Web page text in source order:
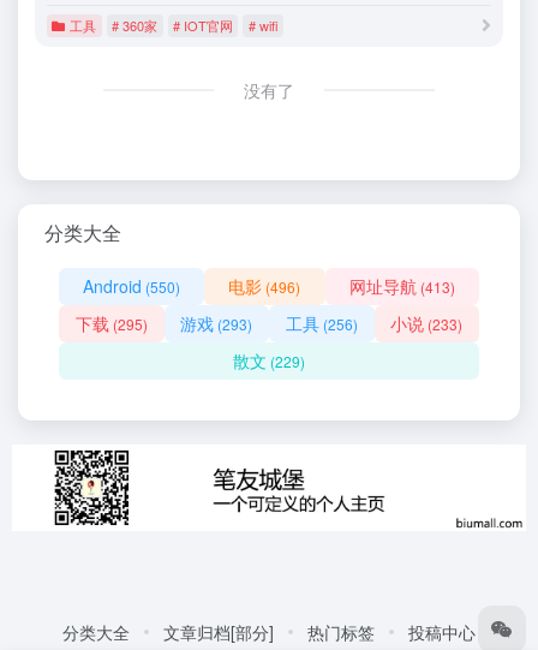
工具 # 360家 # IOT官网 # wifi
没有了
分类大全
Android (550) 电影 (496) 网址导航 (413)
下载 (295) 游戏 (293) 工具(256) 小说 (233)
散文 (229)
分类大全 文章归档[部分] 热门标签 投稿中心